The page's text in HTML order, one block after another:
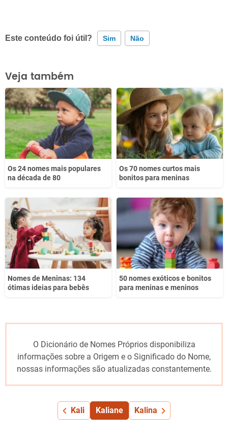
Este conteúdo foi útil? Sim Não
Este conteúdo contém informação incorreta
Este conteúdo não tem a informação que procuro
Outro
Veja também
Os 24 nomes mais populares
na década de 80
Os 70 nomes curtos mais
bonitos para meninas
Nomes de Meninas: 134
ótimas ideias para bebês
50 nomes exóticos e bonitos
para meninas e meninos
O Dicionário de Nomes Próprios disponibiliza
informações sobre a Origem e o Significado do Nome,
nossas informações são atualizadas constantemente.
Kali Kaliane Kalina